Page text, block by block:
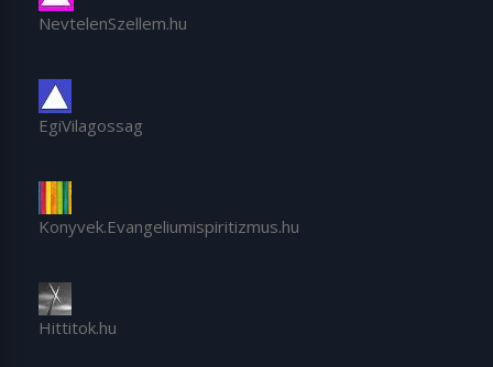
NevtelenSzellem.hu
EgiVilagossag
Konyvek.Evangeliumispiritizmus.hu
Hittitok.hu